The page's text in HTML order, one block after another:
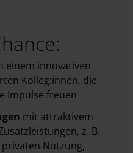
einem innovativen
Kolleg:innen, die
Impulse freuen
mit attraktivem
z. B.
Nutzung,